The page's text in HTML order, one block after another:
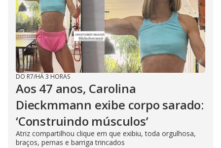
DO R7/HÁ 3 HORAS
Aos 47 anos, Carolina
Dieckmmann exibe corpo sarado:
‘Construindo músculos’
Atriz compartilhou clique em que exibiu, toda orgulhosa,
braços, pernas e barriga trincados